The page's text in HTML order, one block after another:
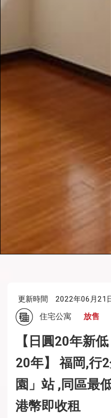
更新時間 2022年06月21
住宅公寓 放售
【日圓20年新
20年】 福岡,行
園」站 ,同區最
港幣即收租